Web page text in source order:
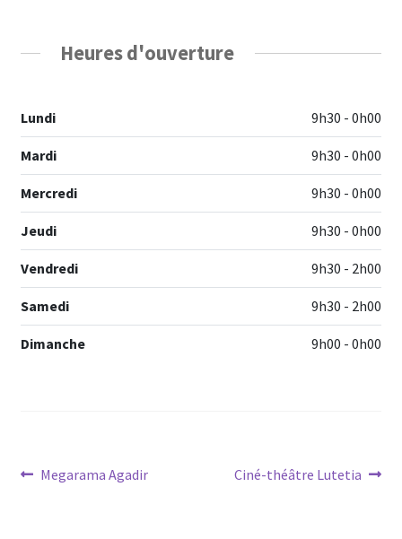
Heures d'ouverture
Lundi 9h30 - 0h00
Mardi 9h30 - 0h00
Mercredi 9h30 - 0h00
Jeudi 9h30 - 0h00
Vendredi 9h30 - 2h00
Samedi 9h30 - 2h00
Dimanche 9h00 - 0h00
Navigation
Article
Megarama Agadir
Article
Ciné-théâtre Lutetia